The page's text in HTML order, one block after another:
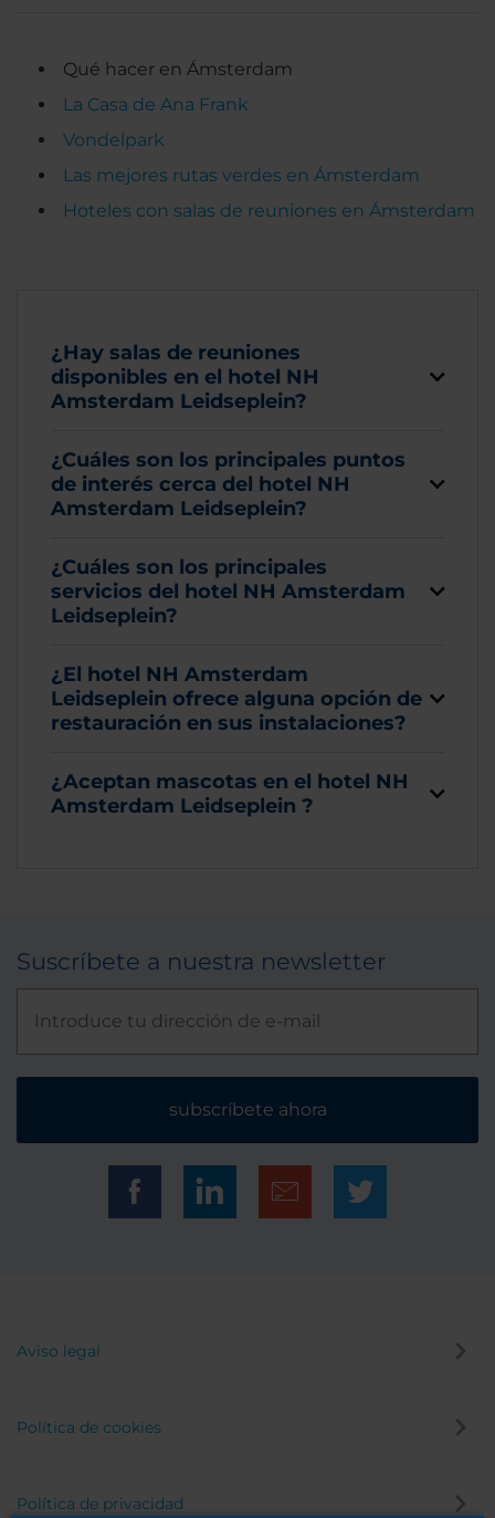
Qué hacer en Ámsterdam
La Casa de Ana Frank
Vondelpark
Las mejores rutas verdes en Ámsterdam
Hoteles con salas de reuniones en Ámsterdam
¿Hay salas de reuniones
disponibles en el hotel NH
Amsterdam Leidseplein?
¿Cuáles son los principales puntos
de interés cerca del hotel NH
Amsterdam Leidseplein?
¿Cuáles son los principales
servicios del hotel NH Amsterdam
Leidseplein?
¿El hotel NH Amsterdam
Leidseplein ofrece alguna opción de
restauración en sus instalaciones?
¿Aceptan mascotas en el hotel NH
Amsterdam Leidseplein ?
Suscríbete a nuestra newsletter
subscríbete ahora
Aviso legal
Política de cookies
Política de privacidad